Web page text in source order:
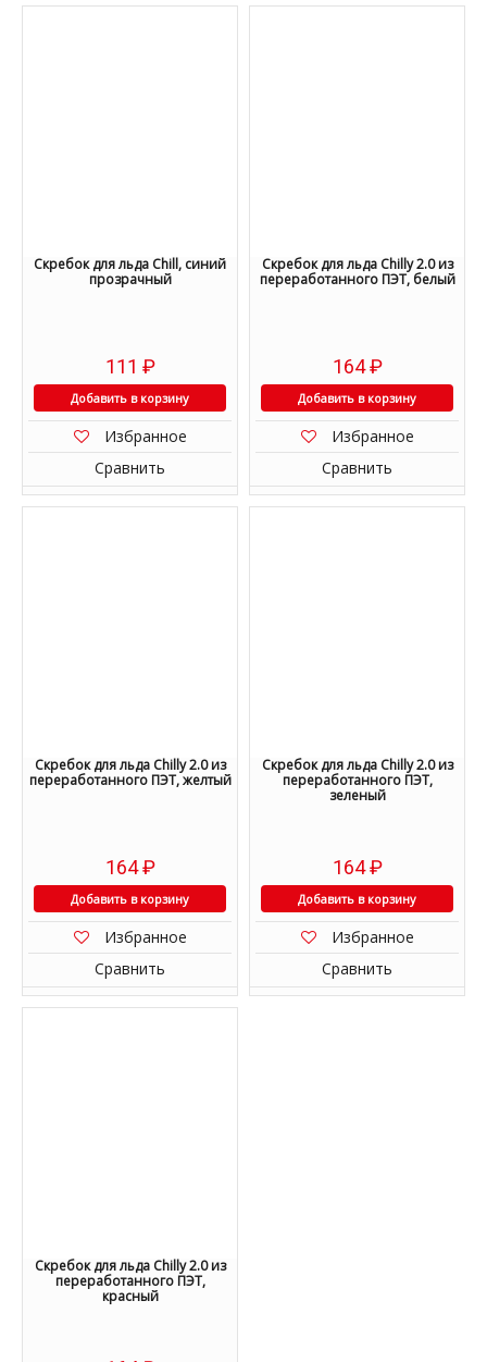
Скребок для льда Chill, синий
прозрачный
111 ₽
Добавить в корзину
Избранное
Сравнить
Скребок для льда Chilly 2.0 из
переработанного ПЭТ, белый
164₽
Добавить в корзину
Избранное
Сравнить
Скребок для льда Chilly 2.0 из
переработанного ПЭТ, желтый
164₽
Добавить в корзину
Избранное
Сравнить
Скребок для льда Chilly 2.0 из
переработанного ПЭТ,
зеленый
164₽
Добавить в корзину
Избранное
Сравнить
Скребок для льда Chilly 2.0 из
переработанного ПЭТ,
красный